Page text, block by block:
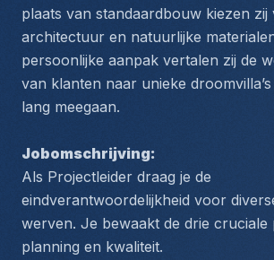
plaats van standaardbouw kiezen zij
architectuur en natuurlijke
persoonlijke aanpak vertalen zij de
van klanten naar unieke
lang meegaan.
Jobomschrijving:
Als Projectleider draag je de
eindverantwoordelijkheid voor
werven. Je bewaakt de drie cruciale
planning en kwaliteit.